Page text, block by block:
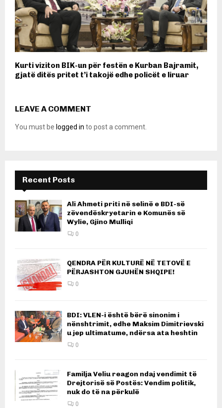
Kurti viziton BIK-un për festën e Kurban Bajramit,
gjatë ditës pritet t’i takojë edhe policët e liruar
LEAVE A COMMENT
You must be logged in to post a comment.
Recent Posts
Ali Ahmeti priti në selinë e BDI-së
zëvendëskryetarin e Komunës së
Wylie, Gjino Mulliqi
0
QENDRA PËR KULTURË NË TETOVË E
PËRJASHTON GJUHËN SHQIPE!
0
BDI: VLEN-i është bërë sinonim i
nënshtrimit, edhe Maksim Dimitrievski
u jep ultimatume, ndërsa ata heshtin
0
Familja Veliu reagon ndaj vendimit të
Drejtorisë së Postës: Vendim politik,
nuk do të na përkulë
0